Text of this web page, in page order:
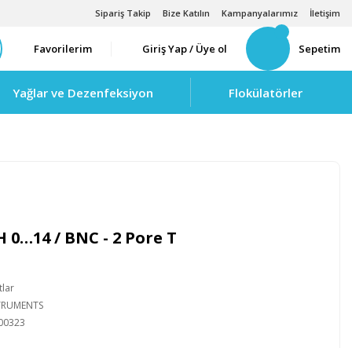
Sipariş Takip Bize Katılın Kampanyalarımız İletişim
Favorilerim Giriş Yap / Üye ol Sepetim
Yağlar ve Dezenfeksiyon Flokülatörler
/ BNC - 2 Pore T